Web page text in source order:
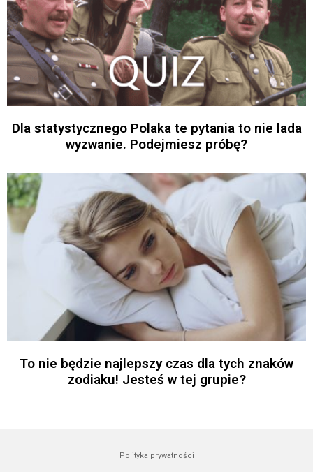
Dla statystycznego Polaka te pytania to nie lada
wyzwanie. Podejmiesz próbę?
To nie będzie najlepszy czas dla tych znaków
zodiaku! Jesteś w tej grupie?
Polityka prywatności